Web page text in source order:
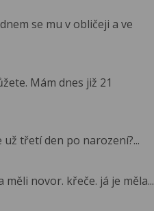
se mu v obličeji a ve
Mám dnes již 21
třetí den po narození?...
novor. křeče. já je měla...